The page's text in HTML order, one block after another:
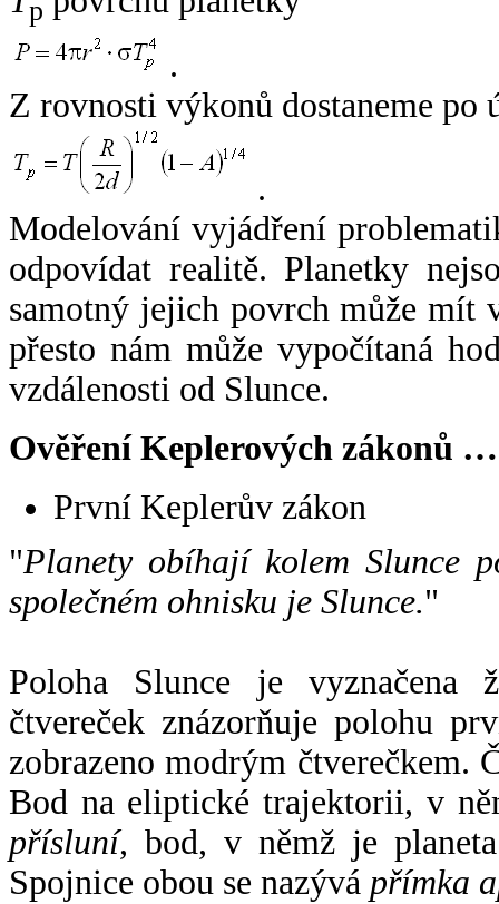
p
.
Z rovnosti výkonů dostaneme po
.
Modelování vyjádření
odpovídat realitě. Planetky
samotný jejich povrch může mít
přesto nám může vypočítaná
vzdálenosti od Slunce.
Ověření Keplerových zákonů …
První Keplerův zákon
"Planety obíhají kolem Slunce
společném ohnisku je Slunce."
Poloha Slunce je vyznačena
čtvereček znázorňuje polohu
zobrazeno modrým čtverečkem.
Bod na eliptické trajektorii, v
přísluní, bod, v němž je
Spojnice obou se nazývá přímka